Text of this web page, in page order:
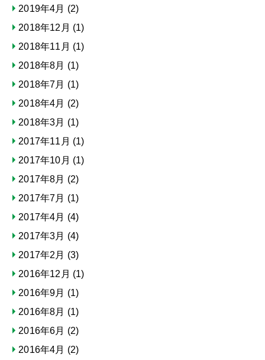
2019年4月 (2)
2018年12月 (1)
2018年11月 (1)
2018年8月 (1)
2018年7月 (1)
2018年4月 (2)
2018年3月 (1)
2017年11月 (1)
2017年10月 (1)
2017年8月 (2)
2017年7月 (1)
2017年4月 (4)
2017年3月 (4)
2017年2月 (3)
2016年12月 (1)
2016年9月 (1)
2016年8月 (1)
2016年6月 (2)
2016年4月 (2)